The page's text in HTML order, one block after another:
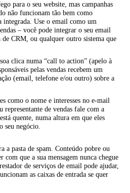
para o seu website, mas campanhas
não funcionam tão bem como
integrada. Use o email como um
– você pode integrar o seu email
de CRM, ou qualquer outro sistema que
clica numa “call to action” (apelo à
pelas vendas recebem um
(email, telefone e/ou outro) sobre a
como o nome e interesses no e-mail
representante de vendas fale com a
quente, numa altura em que eles
seu negócio.
a pasta de spam. Conteúdo pobre ou
com que a sua mensagem nunca chegue
de serviços de email pode ajudar,
as caixas de entrada se quer